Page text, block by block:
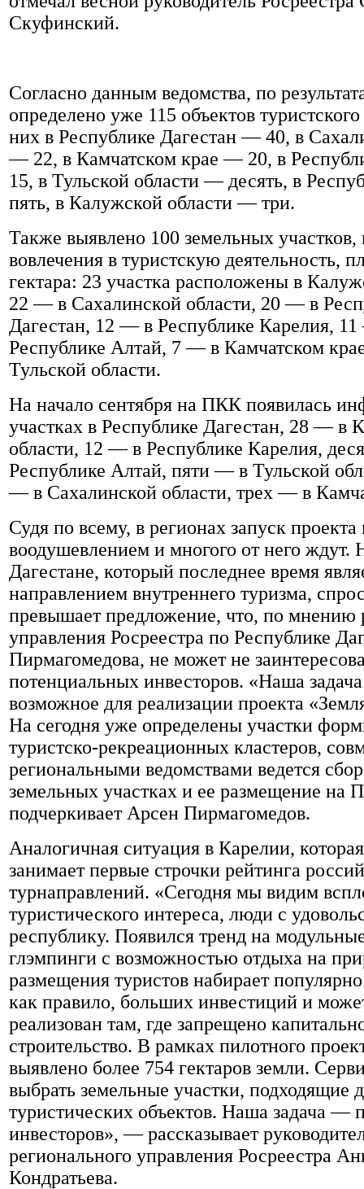
Скуфинский.
Согласно данным ведомства, по
определено уже 115 объектов
них в Республике Дагестан — 40, в
— 22, в Камчатском крае — 20, в
15, в Тульской области — десять, в
пять, в Калужской области — три.
Также выявлено 100 земельных
вовлечения в туристскую деятельность,
гектара: 23 участка расположены в
22 — в Сахалинской области, 20 — в
Дагестан, 12 — в Республике Карелия,
Республике Алтай, 7 — в Камчатском
Тульской области.
На начало сентября на ПКК появилась
участках в Республике Дагестан, 28 — в
области, 12 — в Республике Карелия,
Республике Алтай, пяти — в Тульской
— в Сахалинской области, трех — в
Судя по всему, в регионах запуск
воодушевлением и многого от него ждут.
Дагестане, который последнее время
направлением внутреннего туризма,
превышает предложение, что, по мнению
управления Росреестра по Республике
Пирмагомедова, не может не
потенциальных инвесторов. «Наша
возможное для реализации проекта
На сегодня уже определены участки
туристско-рекреационных кластеров,
региональными ведомствами ведется
земельных участках и ее размещение
подчеркивает Арсен Пирмагомедов.
Аналогичная ситуация в Карелии,
занимает первые строчки рейтинга
турнаправлений. «Сегодня мы видим
туристического интереса, люди с
республику. Появился тренд на
глэмпинги с возможностью отдыха на
размещения туристов набирает
как правило, больших инвестиций и
реализован там, где запрещено
строительство. В рамках пилотного
выявлено более 754 гектаров земли.
выбрать земельные участки, подходящие
туристических объектов. Наша задача —
инвесторов», — рассказывает
регионального управления Росреестра
Кондратьева.